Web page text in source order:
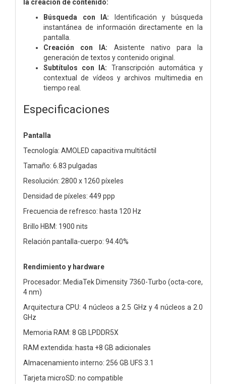
la creación de contenido:
Búsqueda con IA:
Identificación y búsqueda
instantánea de información directamente en la
pantalla.
Creación con IA: Asistente nativo para la
generación de textos y contenido original.
Subtítulos con IA: Transcripción automática y
contextual de vídeos y archivos multimedia en
tiempo real.
Especificaciones
Pantalla
Tecnología: AMOLED capacitiva multitáctil
Tamaño: 6.83 pulgadas
Resolución: 2800 x 1260 píxeles
Densidad de píxeles: 449 ppp
Frecuencia de refresco: hasta 120 Hz
Brillo HBM: 1900 nits
Relación pantalla-cuerpo: 94.40%
Rendimiento y hardware
Procesador: MediaTek Dimensity 7360-Turbo (octa-core,
4 nm)
Arquitectura CPU: 4 núcleos a 2.5 GHz y 4 núcleos a 2.0
GHz
Memoria RAM: 8 GB LPDDR5X
RAM extendida: hasta +8 GB adicionales
Almacenamiento interno: 256 GB UFS 3.1
Tarjeta microSD: no compatible